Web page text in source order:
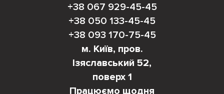
+38 067 929-45-45
+38 050 133-45-45
+38 093 170-75-45
м. Київ, пров.
Ізяславський 52,
поверх 1
Працюємо щодня